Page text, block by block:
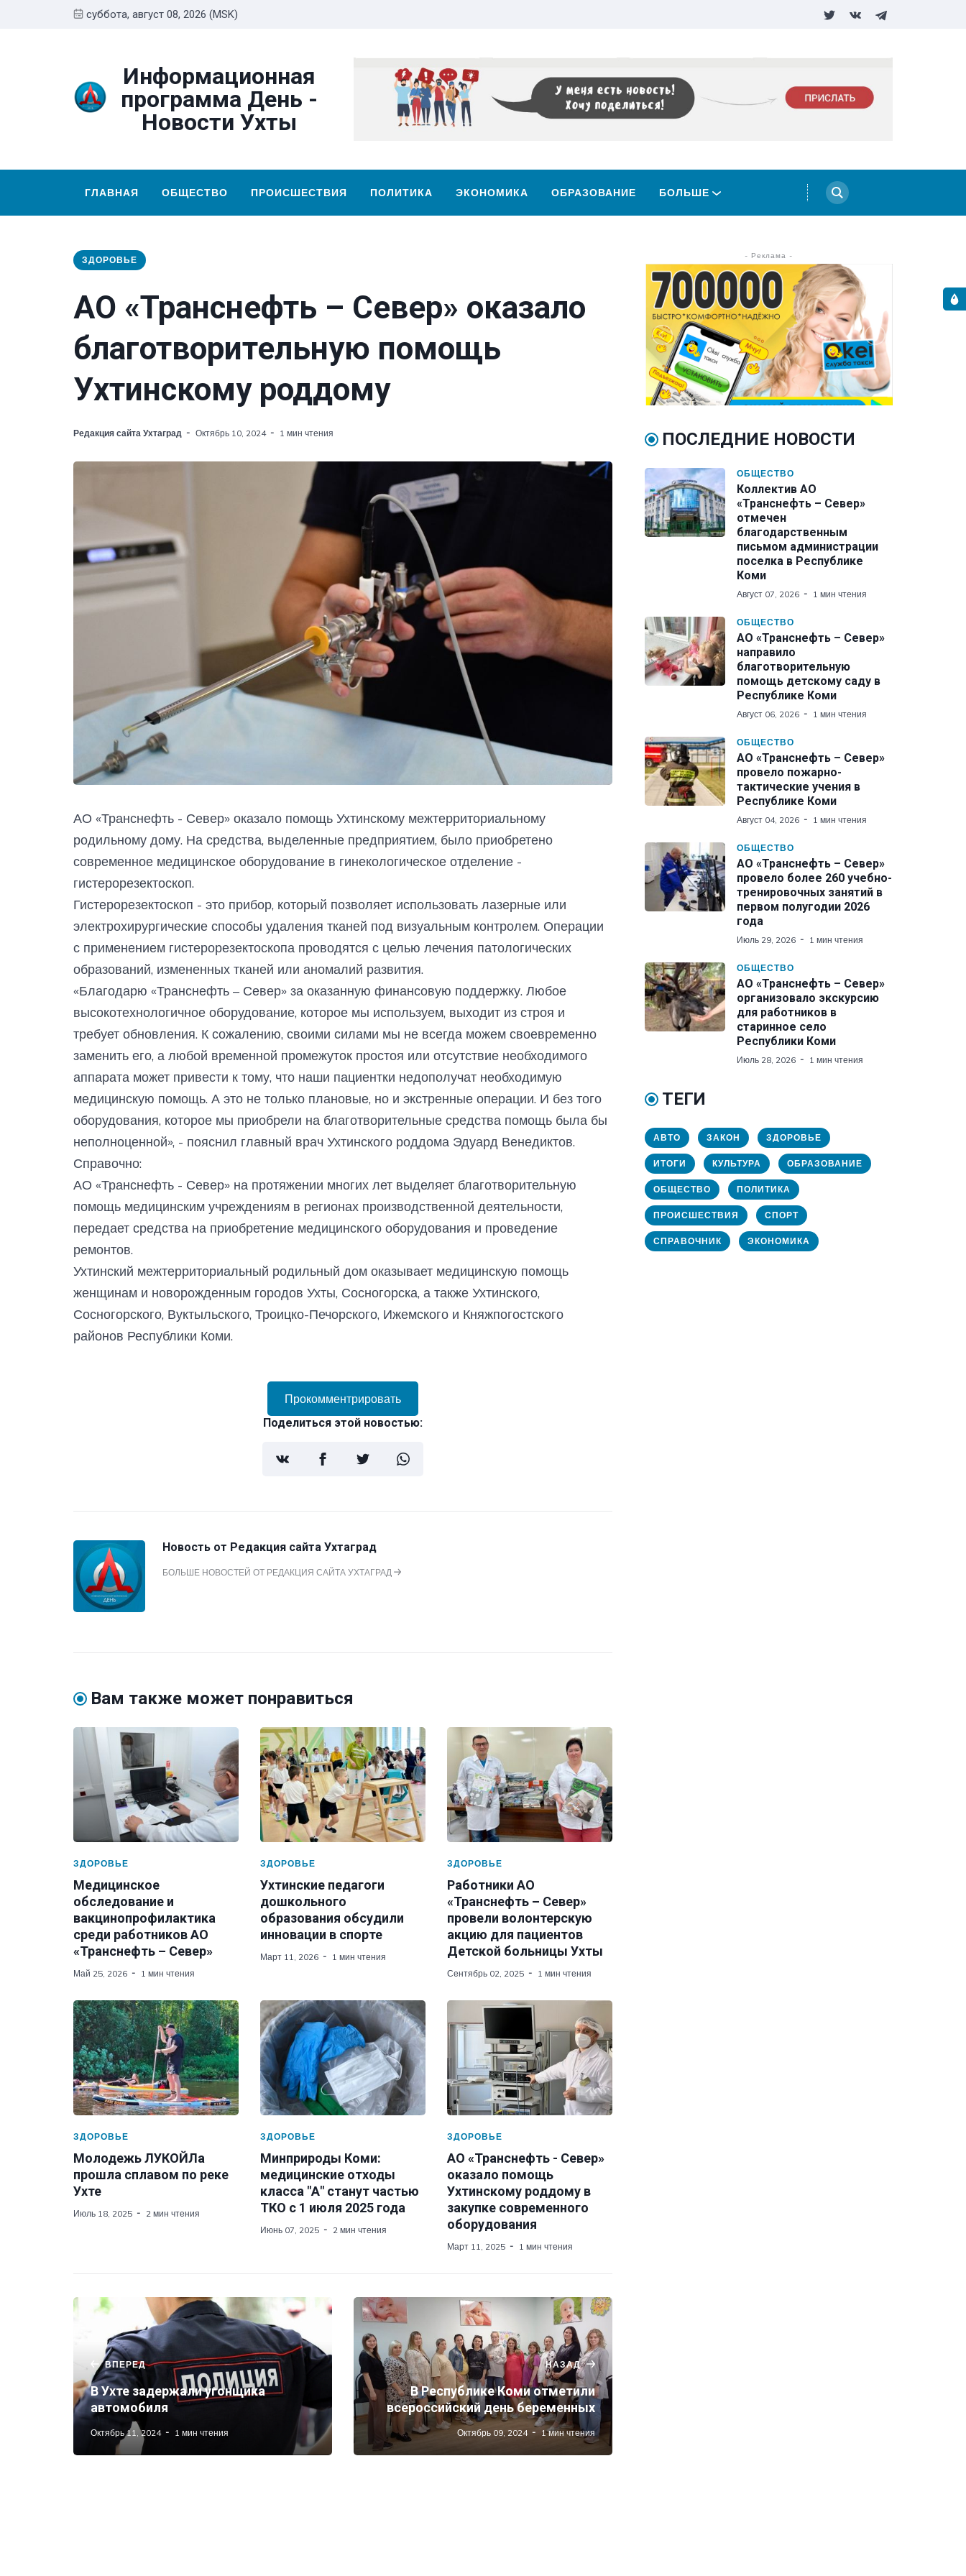
суббота, август 08, 2026 (MSK)
Информационная
программа День -
Новости Ухты
ГЛАВНАЯ ОБЩЕСТВО ПРОИСШЕСТВИЯ ПОЛИТИКА ЭКОНОМИКА ОБРАЗОВАНИЕ БОЛЬШЕ
ЗДОРОВЬЕ
АО «Транснефть – Север» оказало
благотворительную помощь
Ухтинскому роддому
Редакция сайта Ухтаград Октябрь 10, 2024 1 мин чтения
АО «Транснефть - Север» оказало помощь Ухтинскому межтерриториальному
родильному дому. На средства, выделенные предприятием, было приобретено
современное медицинское оборудование в гинекологическое отделение -
гистерорезектоскоп.
Гистерорезектоскоп - это прибор, который позволяет использовать лазерные или
электрохирургические способы удаления тканей под визуальным контролем. Операции
с применением гистерорезектоскопа проводятся с целью лечения патологических
образований, измененных тканей или аномалий развития.
«Благодарю «Транснефть – Север» за оказанную финансовую поддержку. Любое
высокотехнологичное оборудование, которое мы используем, выходит из строя и
требует обновления. К сожалению, своими силами мы не всегда можем своевременно
заменить его, а любой временной промежуток простоя или отсутствие необходимого
аппарата может привести к тому, что наши пациентки недополучат необходимую
медицинскую помощь. А это не только плановые, но и экстренные операции. И без того
оборудования, которое мы приобрели на благотворительные средства помощь была бы
неполноценной», - пояснил главный врач Ухтинского роддома Эдуард Венедиктов.
Справочно:
АО «Транснефть - Север» на протяжении многих лет выделяет благотворительную
помощь медицинским учреждениям в регионах производственной деятельности,
передает средства на приобретение медицинского оборудования и проведение
ремонтов.
Ухтинский межтерриториальный родильный дом оказывает медицинскую помощь
женщинам и новорожденным городов Ухты, Сосногорска, а также Ухтинского,
Сосногорского, Вуктыльского, Троицко-Печорского, Ижемского и Княжпогостского
районов Республики Коми.
Прокомментрировать
Поделиться этой новостью:
Новость от Редакция сайта Ухтаград
БОЛЬШЕ НОВОСТЕЙ ОТ РЕДАКЦИЯ САЙТА УХТАГРАД
Вам также может понравиться
ЗДОРОВЬЕ
Медицинское
обследование и
вакцинопрофилактика
среди работников АО
«Транснефть – Север»
Май 25, 2026 1 мин чтения
ЗДОРОВЬЕ
Ухтинские педагоги
дошкольного
образования обсудили
инновации в спорте
Март 11, 2026 1 мин чтения
ЗДОРОВЬЕ
Работники АО
«Транснефть – Север»
провели волонтерскую
акцию для пациентов
Детской больницы Ухты
Сентябрь 02, 2025 1 мин чтения
ЗДОРОВЬЕ
Молодежь ЛУКОЙЛа
прошла сплавом по реке
Ухте
Июль 18, 2025 2 мин чтения
ЗДОРОВЬЕ
Минприроды Коми:
медицинские отходы
класса "А" станут частью
ТКО с 1 июля 2025 года
Июнь 07, 2025 2 мин чтения
ЗДОРОВЬЕ
АО «Транснефть - Север»
оказало помощь
Ухтинскому роддому в
закупке современного
оборудования
Март 11, 2025 1 мин чтения
ВПЕРЕД
В Ухте задержали угонщика
автомобиля
Октябрь 11, 2024 1 мин чтения
НАЗАД
В Республике Коми отметили
всероссийский день беременных
Октябрь 09, 2024 1 мин чтения
- Реклама -
ПОСЛЕДНИЕ НОВОСТИ
ОБЩЕСТВО
Коллектив АО
«Транснефть – Север»
отмечен
благодарственным
письмом администрации
поселка в Республике
Коми
Август 07, 2026 1 мин чтения
ОБЩЕСТВО
АО «Транснефть – Север»
направило
благотворительную
помощь детскому саду в
Республике Коми
Август 06, 2026 1 мин чтения
ОБЩЕСТВО
АО «Транснефть – Север»
провело пожарно-
тактические учения в
Республике Коми
Август 04, 2026 1 мин чтения
ОБЩЕСТВО
АО «Транснефть – Север»
провело более 260 учебно-
тренировочных занятий в
первом полугодии 2026
года
Июль 29, 2026 1 мин чтения
ОБЩЕСТВО
АО «Транснефть – Север»
организовало экскурсию
для работников в
старинное село
Республики Коми
Июль 28, 2026 1 мин чтения
ТЕГИ
АВТО ЗАКОН ЗДОРОВЬЕ
ИТОГИ КУЛЬТУРА ОБРАЗОВАНИЕ
ОБЩЕСТВО ПОЛИТИКА
ПРОИСШЕСТВИЯ СПОРТ
СПРАВОЧНИК ЭКОНОМИКА